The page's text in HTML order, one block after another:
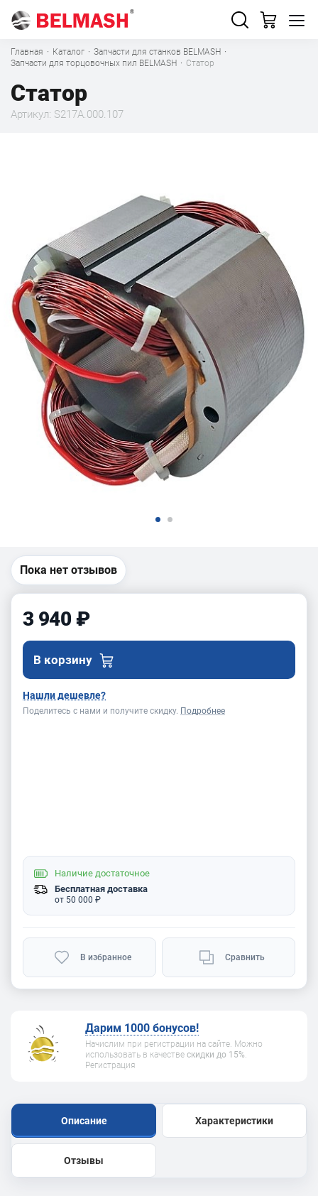
Главная · Каталог · Запчасти для станков BELMASH ·
Запчасти для торцовочных пил BELMASH · Статор
Статор
Артикул: S217A.000.107
Пока нет отзывов
3 940 ₽
В корзину
Нашли дешевле?
Поделитесь с нами и получите скидку. Подробнее
Наличие достаточное
Бесплатная доставка
от 50 000 ₽
В избранное Сравнить
Дарим 1000 бонусов!
Начислим при регистрации на сайте. Можно
использовать в качестве скидки до 15%.
Регистрация
Описание Характеристики
Отзывы